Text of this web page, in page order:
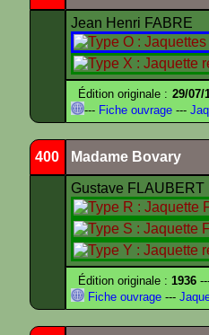
Jean Henri FABRE
Édition originale : 29/07/
--- Fiche ouvrage ---
400 Madame Bovary
Gustave FLAUBERT
Édition originale :1936
Fiche ouvrage ---